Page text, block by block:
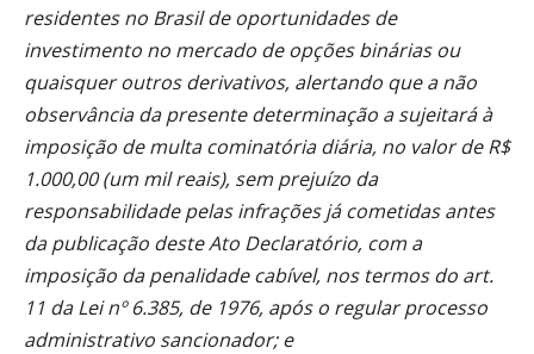
residentes no Brasil de oportunidades de
investimento no mercado de opções binárias ou
quaisquer outros derivativos, alertando que a não
observância da presente determinação a sujeitará à
imposição de multa cominatória diária, no valor de R$
1.000,00 (um mil reais), sem prejuízo da
responsabilidade pelas infrações já cometidas antes
da publicação deste Ato Declaratório, com a
imposição da penalidade cabível, nos termos do art.
11 da Lei nº 6.385, de 1976, após o regular processo
administrativo sancionador; e